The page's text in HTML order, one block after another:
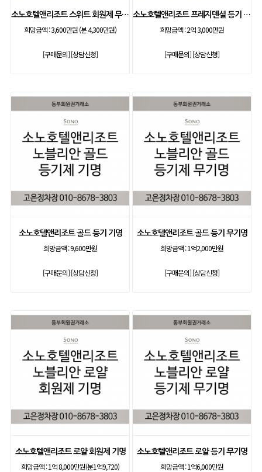
소노호텔앤리조트 스위트 회원제 무기명
희망금액 :3,600만원 (분 4,300만원)
[구매문의][상담신청]
소노호텔앤리조트 프레지덴셜 등기 무기명
희망금액 :2억 3,000만원
[구매문의][상담신청]
소노호텔앤리조트 골드 등기 기명
희망금액 :9,600만원
[구매문의][상담신청]
소노호텔앤리조트 골드 등기 무기명
희망금액 :1억2,000만원
[구매문의][상담신청]
소노호텔앤리조트 로얄 회원제 기명
희망금액 :1억 8,000만원(분1억9,720)
소노호텔앤리조트 로얄 등기 무기명
희망금액 :1억6,000만원